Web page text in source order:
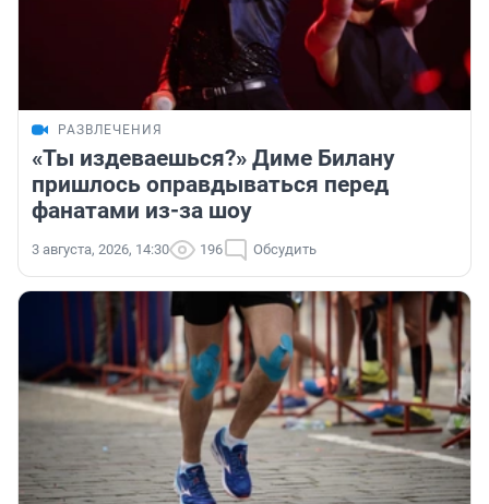
РАЗВЛЕЧЕНИЯ
«Ты издеваешься?» Диме Билану
пришлось оправдываться перед
фанатами из-за шоу
3 августа, 2026, 14:30 196 Обсудить